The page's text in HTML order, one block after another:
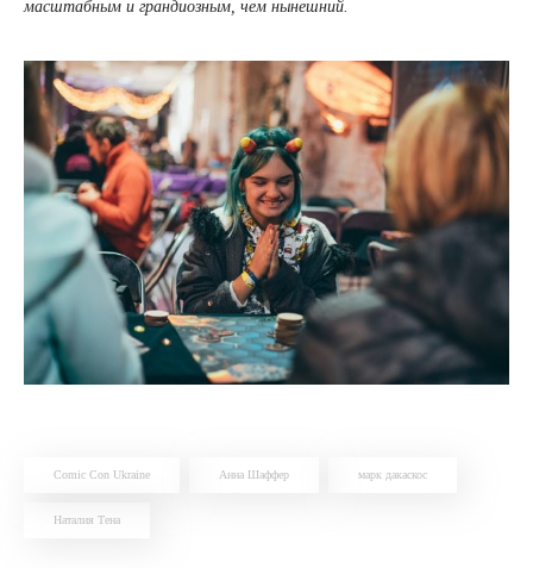
масштабным и грандиозным, чем нынешний.
Comic Con Ukraine Анна Шаффер марк дакаскос
Наталия Тена